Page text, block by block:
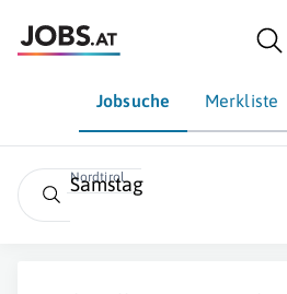
Jobsuche Merkliste
Nordtirol
Samstag